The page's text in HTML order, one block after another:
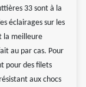
33 sont à la
éclairages sur les
la meilleure
au par cas. Pour
pour des filets
aux chocs